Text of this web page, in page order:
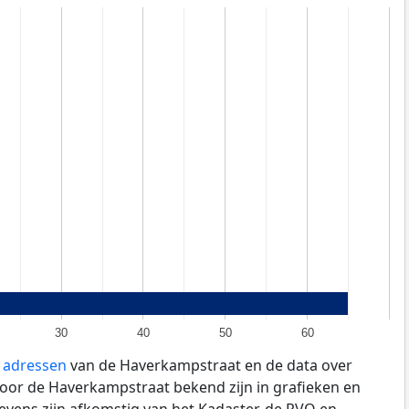
30 40 50 60
van de Haverkampstraat en de data over
de Haverkampstraat bekend zijn in grafieken en